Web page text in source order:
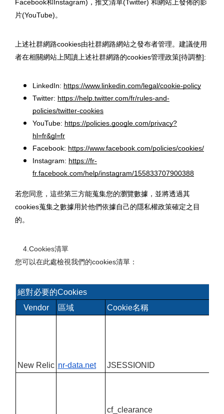
Facebook和Instagram)，推文清單(Twitter) 和網站上發佈的影
片(YouTube)。
上述社群網路cookies由社群網路網站之發布者管理。建議使用
者在相關網站上閱讀上述社群網路的cookies管理政策[待調整]:
LinkedIn: https://www.linkedin.com/legal/cookie-policy
Twitter: https://help.twitter.com/fr/rules-and-
policies/twitter-cookies
YouTube: https://policies.google.com/privacy?
hl=fr&gl=fr
Facebook: https://www.facebook.com/policies/cookies/
Instagram: https://fr-
fr.facebook.com/help/instagram/155833707900388
若您同意，這些第三方能蒐集您的瀏覽數據，並將透過其
cookies蒐集之數據用於他們依據自己的隱私權政策確定之目
的。
4.Cookies清單
您可以在此處檢視我們的cookies清單：
絕對必要的Cookies
Vendor
區域 Cookie名稱
New Relic nr-data.net JSESSIONID
cf_clearance